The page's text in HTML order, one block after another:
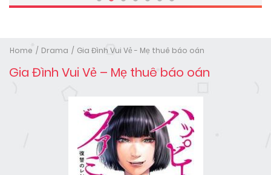
Home Drama Gia Đình Vui Vẻ - Mẹ thuê báo oán
Gia Đình Vui Vẻ – Mẹ thuê báo oán